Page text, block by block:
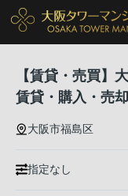
【賃貸・売買】
賃貸・購入・売
大阪市福島区
指定なし